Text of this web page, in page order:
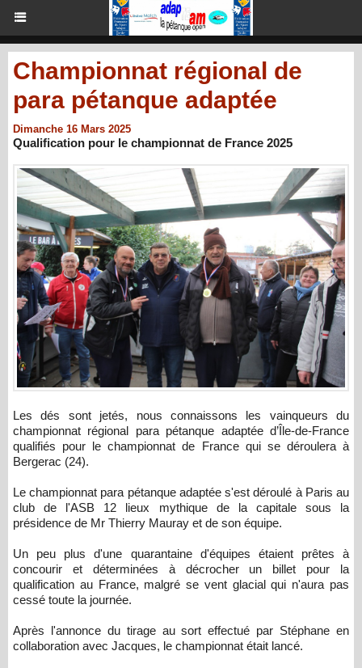
Championnat régional de
para pétanque adaptée
Dimanche 16 Mars 2025
Qualification pour le championnat de France 2025
Les dés sont jetés, nous connaissons les vainqueurs du
championnat régional para pétanque adaptée d’Île-de-France
qualifiés pour le championnat de France qui se déroulera à
Bergerac (24).
Le championnat para pétanque adaptée s'est déroulé à Paris au
club de l'ASB 12 lieux mythique de la capitale sous la
présidence de Mr Thierry Mauray et de son équipe.
Un peu plus d'une quarantaine d'équipes étaient prêtes à
concourir et déterminées à décrocher un billet pour la
qualification au France, malgré se vent glacial qui n'aura pas
cessé toute la journée.
Après l'annonce du tirage au sort effectué par Stéphane en
collaboration avec Jacques, le championnat était lancé.